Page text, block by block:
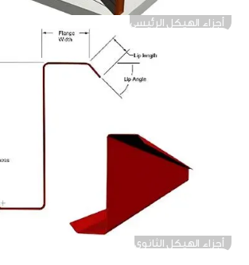
أجزاء الهيكل الرئيسي
أجزاء الهيكل الثانوي